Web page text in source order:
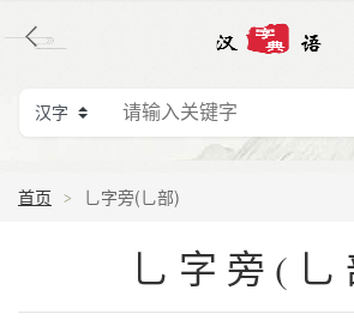
首页 乚字旁(乚部)
乚字旁(乚